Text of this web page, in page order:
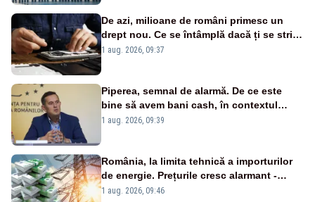
De azi, milioane de români primesc un
drept nou. Ce se întâmplă dacă ți se strică
un produs
1 aug. 2026, 09:37
Piperea, semnal de alarmă. De ce este
bine să avem bani cash, în contextul
alertei energetice?
1 aug. 2026, 09:39
România, la limita tehnică a importurilor
de energie. Prețurile cresc alarmant -
Analiză Realitatea Plus
1 aug. 2026, 09:46